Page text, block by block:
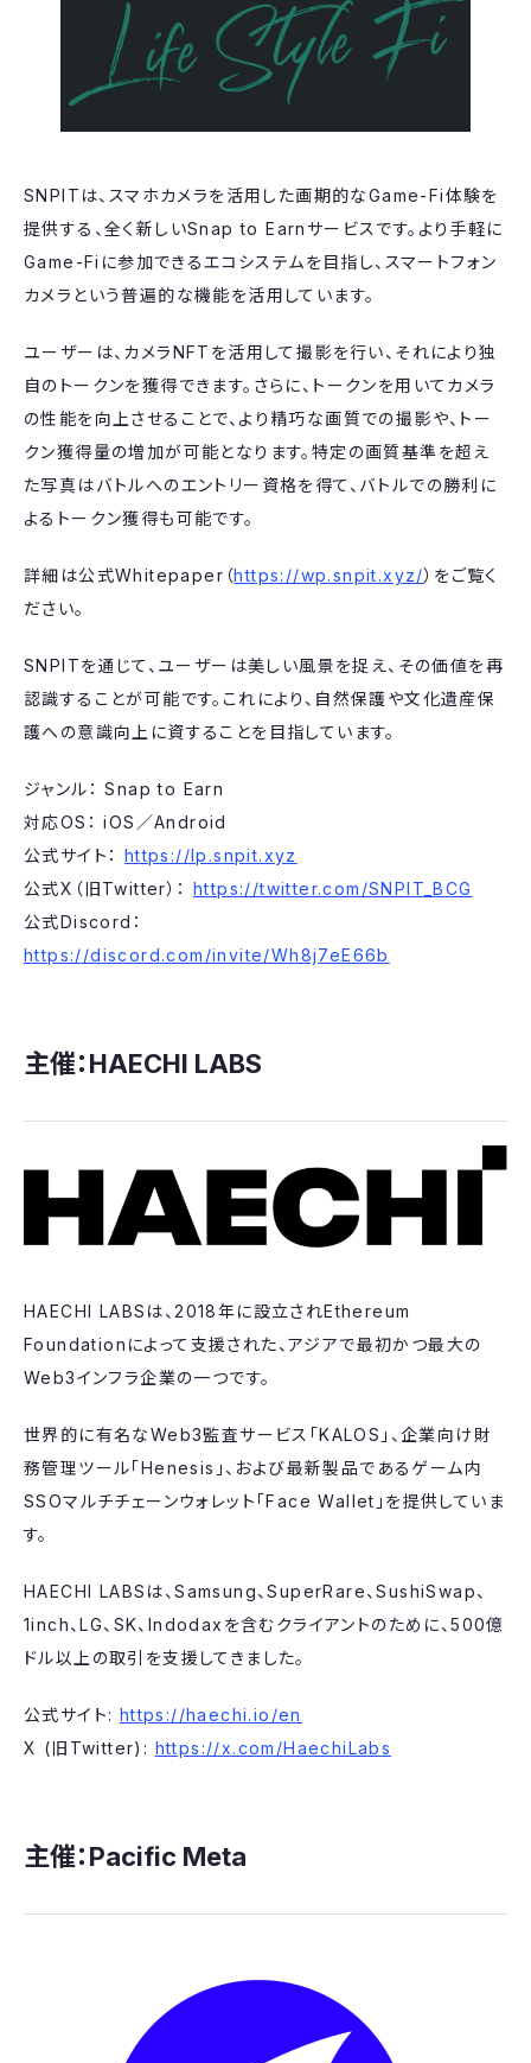
SNPITは、スマホカメラを活用した画期的なGame-Fi体験を
提供する、全く新しいSnap to Earnサービスです。より手軽に
Game-Fiに参加できるエコシステムを目指し、スマートフォン
カメラという普遍的な機能を活用しています。
ユーザーは、カメラNFTを活用して撮影を行い、それにより独
自のトークンを獲得できます。さらに、トークンを用いてカメラ
の性能を向上させることで、より精巧な画質での撮影や、トー
クン獲得量の増加が可能となります。特定の画質基準を超え
た写真はバトルへのエントリー資格を得て、バトルでの勝利に
よるトークン獲得も可能です。
詳細は公式Whitepaper（https://wp.snpit.xyz/）をご覧く
ださい。
SNPITを通じて、ユーザーは美しい風景を捉え、その価値を再
認識することが可能です。これにより、自然保護や文化遺産保
護への意識向上に資することを目指しています。
ジャンル： Snap to Earn
対応OS： iOS／Android
公式サイト： https://lp.snpit.xyz
公式X（旧Twitter）： https://twitter.com/SNPIT_BCG
公式Discord：
https://discord.com/invite/Wh8j7eE66b
主催：HAECHI LABS
HAECHI LABSは、2018年に設立されEthereum
Foundationによって支援された、アジアで最初かつ最大の
Web3インフラ企業の一つです。
世界的に有名なWeb3監査サービス「KALOS」、企業向け財
務管理ツール「Henesis」、および最新製品であるゲーム内
SSOマルチチェーンウォレット「Face Wallet」を提供していま
す。
HAECHI LABSは、Samsung、SuperRare、SushiSwap、
1inch、LG、SK、Indodaxを含むクライアントのために、500億
ドル以上の取引を支援してきました。
公式サイト: https://haechi.io/en
X (旧Twitter): https://x.com/HaechiLabs
主催：Pacific Meta